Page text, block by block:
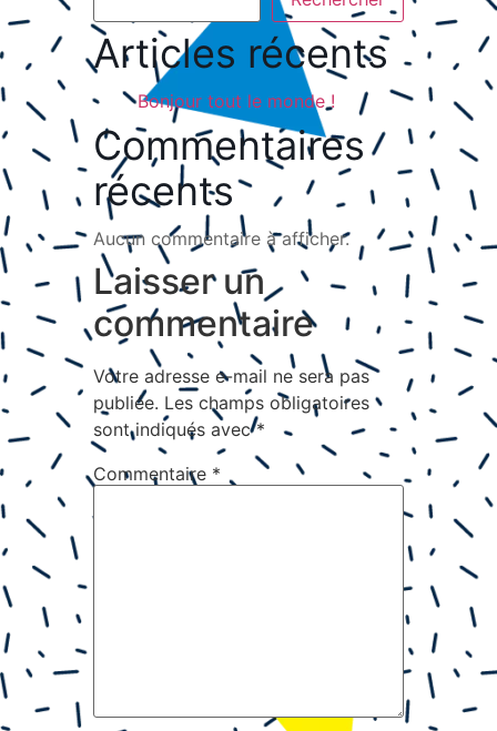
Articles récents
Bonjour tout le monde !
Commentaires
récents
Aucun commentaire à afficher.
Laisser un
commentaire
Votre adresse e-mail ne sera pas
publiée. Les champs obligatoires
sont indiqués avec*
Commentaire *